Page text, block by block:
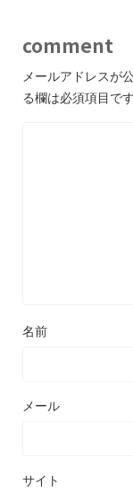
comment
メールアドレスが
る欄は必須項目です
名前
メール
サイト